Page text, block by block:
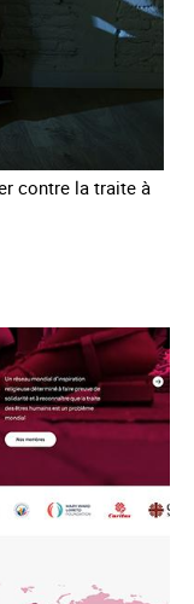
contre la traite à